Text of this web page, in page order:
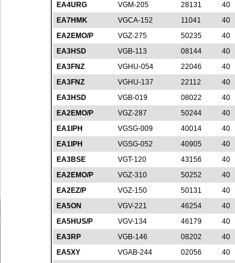
EA4URG
VGM-205 28131 40
EA7HMK
VGCA-152 11041 40
EA2EMO/P
VGZ-275 50235 40
EA3HSD
VGB-113 08144 40
EA3FNZ
VGHU-054 22046 40
EA3FNZ
VGHU-137 22112 40
EA3HSD
VGB-019 08022 40
EA2EMO/P
VGZ-287 50244 40
EA1IPH
VGSG-009 40014 40
EA1IPH
VGSG-052 40905 40
EA3BSE
VGT-120 43156 40
EA2EMO/P
VGZ-310 50252 40
EA2EZ/P
VGZ-150 50131 40
EA5ON
VGV-221 46254 40
EA5HUS/P
VGV-134 46179 40
EA3RP
VGB-146 08202 40
EA5XY
VGAB-244 02056 40